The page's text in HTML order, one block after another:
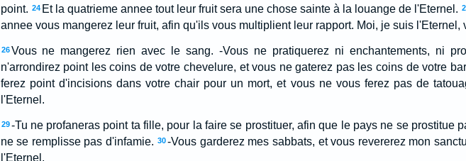
point. 24 Et la quatrieme annee tout leur fruit sera une chose sainte à la louange de l'Eternel.
annee vous mangerez leur fruit, afin qu'ils vous multiplient leur rapport. Moi, je suis l'Eternel,
26 Vous ne mangerez rien avec le sang. -Vous ne pratiquerez ni enchantements, ni
n'arrondirez point les coins de votre chevelure, et vous ne gaterez pas les coins de votre
ferez point d'incisions dans votre chair pour un mort, et vous ne vous ferez pas de
l'Eternel.
29 -Tu ne profaneras point ta fille, pour la faire se prostituer, afin que le pays ne se prostitue
ne se remplisse pas d'infamie. 30-Vous garderez mes sabbats, et vous revererez mon
l'Eternel.